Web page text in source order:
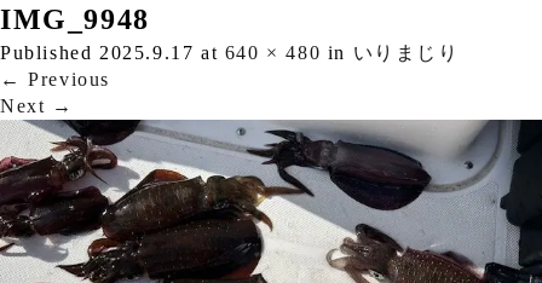
IMG_9948
Published 2025.9.17 at 640 × 480 in いりまじり
← Previous
Next →